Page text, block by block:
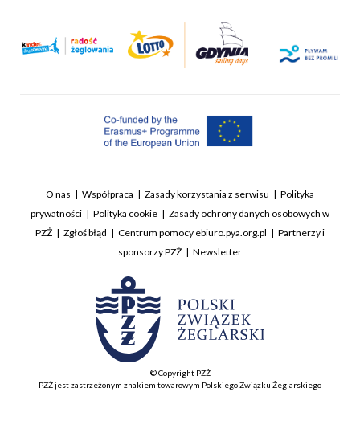
O nas Współpraca Zasady korzystania z serwisu
Polityka
prywatności
Polityka cookie
Zasady ochrony danych osobowych w
PZŻ
Zgłoś błąd Centrum pomocy ebiuro.pya.org.pl
Partnerzy i
sponsorzy PZŻ
Newsletter
© Copyright PZŻ
PZŻ jest zastrzeżonym znakiem towarowym Polskiego Związku Żeglarskiego